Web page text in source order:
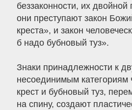
беззаконности, их двойной
они преступают закон
креста», и закон
б надо бубновый туз».
Знаки принадлежности к
несоединимым категориям
крест и бубновый туз,
на спину, создают